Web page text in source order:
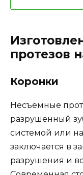
протезов
Коронки
Несъемные
разрушенный
системой или
заключается в
разрушения и